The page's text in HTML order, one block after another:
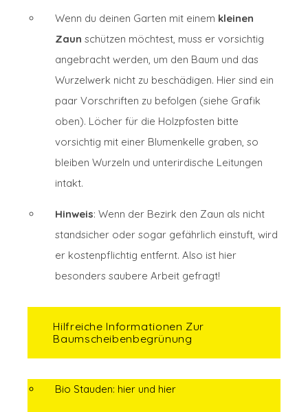
Wenn du deinen Garten mit einem kleinen
Zaun schützen möchtest, muss er vorsichtig
angebracht werden, um den Baum und das
Wurzelwerk nicht zu beschädigen. Hier sind ein
paar Vorschriften zu befolgen (siehe Grafik
oben). Löcher für die Holzpfosten bitte
vorsichtig mit einer Blumenkelle graben, so
bleiben Wurzeln und unterirdische Leitungen
intakt.
Hinweis: Wenn der Bezirk den Zaun als nicht
standsicher oder sogar gefährlich einstuft, wird
er kostenpflichtig entfernt. Also ist hier
besonders saubere Arbeit gefragt!
Hilfreiche Informationen Zur
Baumscheibenbegrünung
Bio Stauden: hier und hier